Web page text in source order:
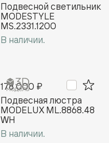
Подвесной светильник
MODESTYLE
MS.2331.1200
В наличии.
178 000 ₽
Подвесная люстра
MODELUX ML.8868.48
WH
В наличии.